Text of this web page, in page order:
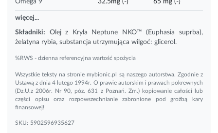
Omega 9 32.5mg (-) 65 mg (-)
więcej...
Składniki: Olej z Kryla Neptune NKO™ (Euphasia suprba),
żelatyna rybia, substancja utrzymująca wilgoć: glicerol.
%RWS - dzienna referencyjna wartość spożycia
Wszystkie teksty na stronie mybionic.pl są naszego autorstwa. Zgodnie z
Ustawą z dnia 4 lutego 1994r. O prawie autorskim i prawach pokrewnych
(Dz.U.z 2006r. Nr 90, póz. 631 z Poznań. Zm.) kopiowanie całości lub
części opisu oraz rozpowszechnianie zabronione pod groźbą kary
finansowej!
SKU: 5902596935627